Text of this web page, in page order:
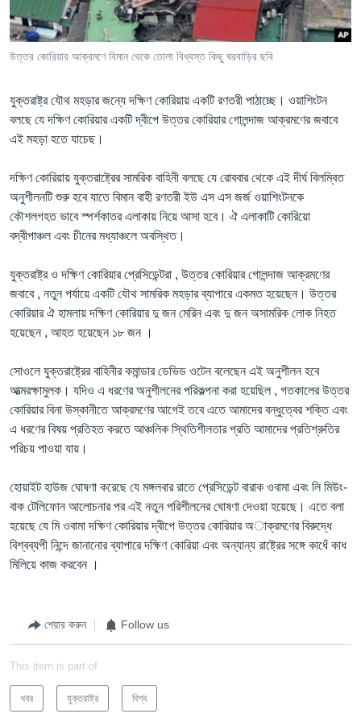
Learning English
অন্য ভাষায় ওয়েব সাইট
উত্তর কোরিয়ার আক্রমণে বিমান থেকে তোলা বিধ্বস্ত কিছু ঘরবাড়ির ছবি
যুক্তরাষ্ট্র যৌথ মহড়ার জন্যে দক্ষিণ কোরিয়ায় একটি রণতরী পাঠাচ্ছে। ওয়াশিংটন
বলছে যে দক্ষিণ কোরিয়ার একটি দ্বীপে উত্তর কোরিয়ার গোলন্দাজ আক্রমণের জবাবে
এই মহড়া হতে যাচেছ।
দক্ষিণ কোরিয়ায় যুক্তরাষ্ট্রের সামরিক বাহিনী বলছে যে রোববার থেকে এই দীর্ঘ বিলম্বিত
অনুশীলনটি শুরু হবে যাতে বিমান বাহী রণতরী ইউ এস এস জর্জ ওয়াশিংটনকে
কৌশলগহত ভাবে স্পর্শকাতর এলাকায় নিয়ে আসা হবে। ঐ এলাকাটি কোরিয়ো
বদ্বীপাঞ্চল এবং চীনের মধ্যাঞ্চলে অবস্থিত।
যুক্তরাষ্ট্র ও দক্ষিণ কোরিয়ার প্রেসিডেন্টরা , উত্তর কোরিয়ার গোলন্দাজ আক্রমণের
জবাবে , নতুন পর্যায়ে একটি যৌথ সামরিক মহড়ার ব্যাপারে একমত হয়েছেন। উত্তর
কোরিয়ার ঐ হামলায় দক্ষিণ কোরিয়ার দু জন মেরিন এবং দু জন অসামরিক লোক নিহত
হয়েছেন , আহত হয়েছেন ১৮ জন ।
সোওলে যুক্তরাষ্ট্রের বাহিনীর কমান্ডার ডেভিড ওটেন বলেছেন এই অনুশীলন হবে
আত্মরক্ষামুলক। যদিও এ ধরণের অনুশীলনের পরিকল্পনা করা হয়েছিল , গতকালের উত্তর
কোরিয়ার বিনা উস্কানীতে আক্রমণের আগেই তবে এতে আমাদের বন্ধুত্বের শক্তি এবং
এ ধরণের বিষয় প্রতিহত করতে আঞ্চলিক স্থিতিশীলতার প্রতি আমাদের প্রতিশ্রুতির
পরিচয় পাওয়া যায়।
হোয়াইট হাউজ ঘোষণা করেছে যে মঙ্গলবার রাতে প্রেসিডেন্ট বারাক ওবামা এবং লি মিউং-
বাক টেলিফোন আলোচনার পর এই নতুন পরিশীলনের ঘোষণা দেওয়া হয়েছে। এতে বলা
হয়েছে যে মি ওবামা দক্ষিণ কোরিয়ার দ্বীপে উত্তর কোরিয়ার অাক্রমণের বিরুদ্ধে
বিশ্বব্যপী নিন্দে জানানোর ব্যাপারে দক্ষিণ কোরিয়া এবং অন্যান্য রাষ্ট্রের সঙ্গে কাধেঁ কাধ
মিলিয়ে কাজ করবেন ।
শেয়ার করুন Follow us
This item is part of
খবর যুক্তরাষ্ট্র বিশ্ব